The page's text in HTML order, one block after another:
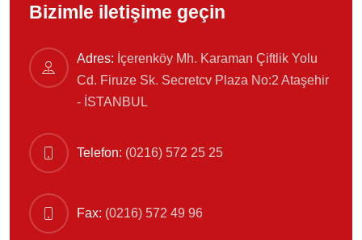
Bizimle iletişime geçin
Adres: İçerenköy Mh. Karaman Çiftlik Yolu
Cd. Firuze Sk. Secretcv Plaza No:2 Ataşehir
- İSTANBUL
Telefon: (0216) 572 25 25
Fax: (0216) 572 49 96